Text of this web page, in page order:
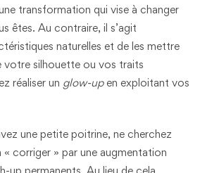
transformation qui vise à changer
êtes. Au contraire, il s’agit
naturelles et de les mettre
votre silhouette ou vos traits
réaliser un glow-upen exploitant vos
une petite poitrine, ne cherchez
« corriger » par une augmentation